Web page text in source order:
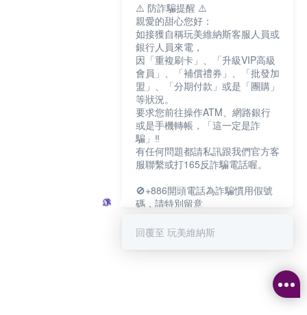
⚠️ 防詐騙提醒 ⚠️
親愛的甜心您好：
如接獲自稱玩美維納斯客服人員或
銀行人員來電，
因「重複刷卡」、「升級VIP高級
會員」、「補償禮券」、「批發加
盟」、「分期付款」或是「團購」
等狀況。
要求您前往操作ATM、網路銀行
或是手機轉帳，「這一定是詐
騙」‼️
有任何問題都請私訊跟我們官方客
服聯繫或打165反詐騙電話喔。
🚫+886開頭電話為詐騙慣用假號
碼，請特別留意
如何聯繫玩美維納斯客服?
可點擊下方對話框 "回覆 玩美維納
回覆至 玩美維納斯